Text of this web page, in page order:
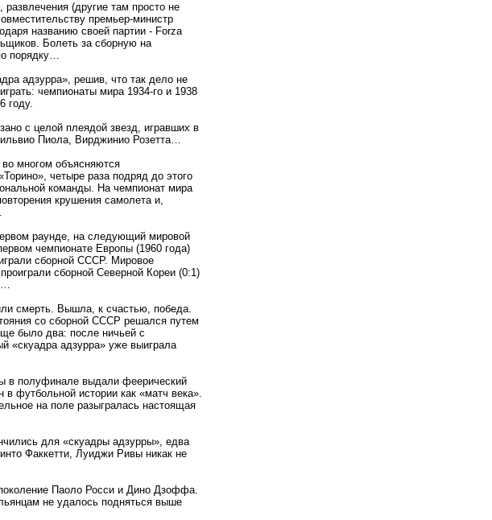
(другие там просто не
премьер-министр
названию своей партии - Forza
Болеть за сборную на
порядку…
адзурра», решив, что так дело не
чемпионаты мира 1934-го и 1938
году.
с целой плеядой звезд, игравших в
Пиола, Вирджинио Розетта…
многом объясняются
четыре раза подряд до этого
команды. На чемпионат мира
крушения самолета и,
раунде, на следующий мировой
чемпионате Европы (1960 года)
сборной СССР. Мировое
сборной Северной Кореи (0:1)
смерть. Вышла, к счастью, победа.
со сборной СССР решался путем
было два: после ничьей с
«скуадра адзурра» уже выиграла
в полуфинале выдали феерический
футбольной истории как «матч века».
на поле разыгралась настоящая
для «скуадры адзурры», едва
Факкетти, Луиджи Ривы никак не
Паоло Росси и Дино Дзоффа.
не удалось подняться выше